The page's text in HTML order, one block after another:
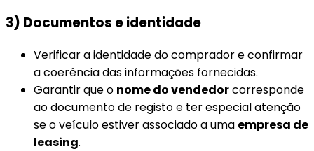
3) Documentos e identidade
Verificar a identidade do comprador e confirmar
a coerência das informações fornecidas.
Garantir que o nome do vendedorcorresponde
ao documento de registo e ter especial atenção
se o veículo estiver associado a uma empresa de
leasing.